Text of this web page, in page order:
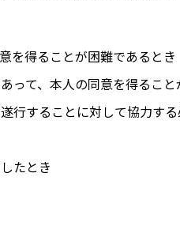
を得ることが困難であるとき
って、本人の同意を得るこ
することに対して協力する
たとき